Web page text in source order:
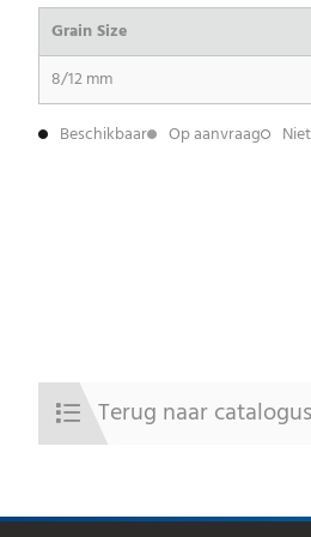
Grain Size
8/12 mm
Beschikbaar
Op aanvraag
Terug naar catalogus